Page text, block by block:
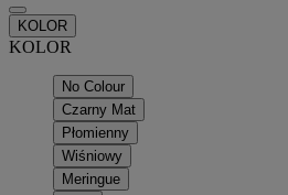
KOLOR
KOLOR
No Colour
Czarny Mat
Płomienny
Wiśniowy
Meringue